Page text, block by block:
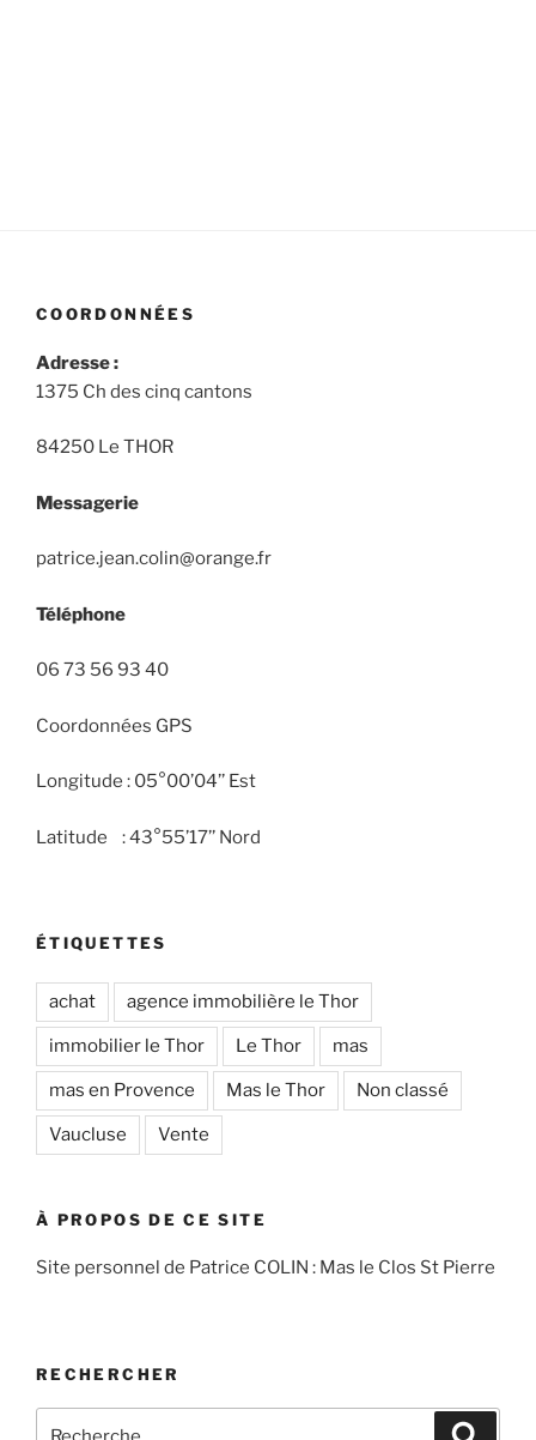
COORDONNÉES
Adresse :
1375 Ch des cinq cantons
84250 Le THOR
Messagerie
patrice.jean.colin@orange.fr
Téléphone
06 73 56 93 40
Coordonnées GPS
Longitude : 05°00’04’’ Est
Latitude : 43°55’17’’ Nord
ÉTIQUETTES
achat agence immobilière le Thor
immobilier le Thor Le Thor mas
mas en Provence Mas le Thor Non classé
Vaucluse Vente
À PROPOS DE CE SITE
Site personnel de Patrice COLIN : Mas le Clos St Pierre
RECHERCHER